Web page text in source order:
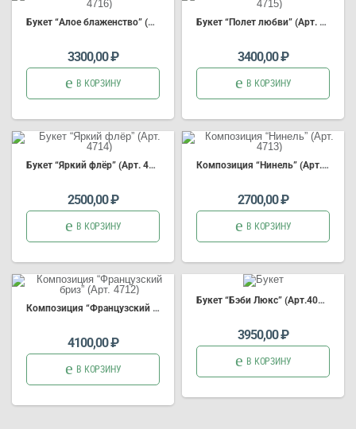
Букет “Алое блаженство” (Арт. 4716)
3300,00₽
В КОРЗИНУ
Букет “Полет любви” (Арт. 4715)
3400,00₽
В КОРЗИНУ
Букет “Яркий флёр” (Арт. 4714)
2500,00₽
В КОРЗИНУ
Композиция “Нинель” (Арт. 4713)
2700,00₽
В КОРЗИНУ
Композиция “Французский бриз” (Арт. 4712)
4100,00₽
В КОРЗИНУ
Букет “Бэби Люкс” (Арт.4034)
3950,00₽
В КОРЗИНУ